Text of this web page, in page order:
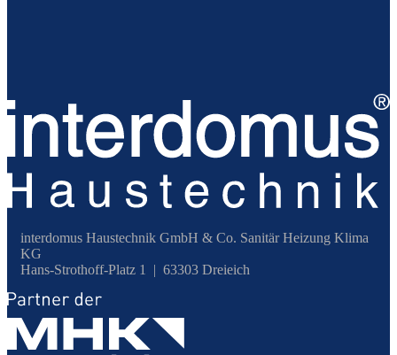
interdomus Haustechnik GmbH & Co. Sanitär Heizung Klima
KG
Hans-Strothoff-Platz 1 | 63303 Dreieich